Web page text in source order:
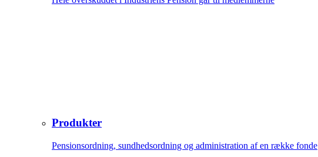
Produkter
Pensionsordning, sundhedsordning og administration af en række fonde